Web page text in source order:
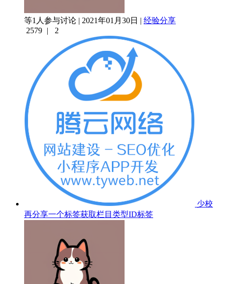
等1人参与讨论 | 2021年01月30日 | 经验分享
2579 | 2
少校
再分享一个标签获取栏目类型ID标签